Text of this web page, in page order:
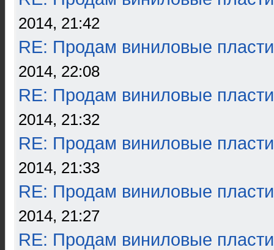
2014, 21:42
RE: Продам виниловые
2014, 22:08
RE: Продам виниловые
2014, 21:32
RE: Продам виниловые
2014, 21:33
RE: Продам виниловые
2014, 21:27
RE: Продам виниловые